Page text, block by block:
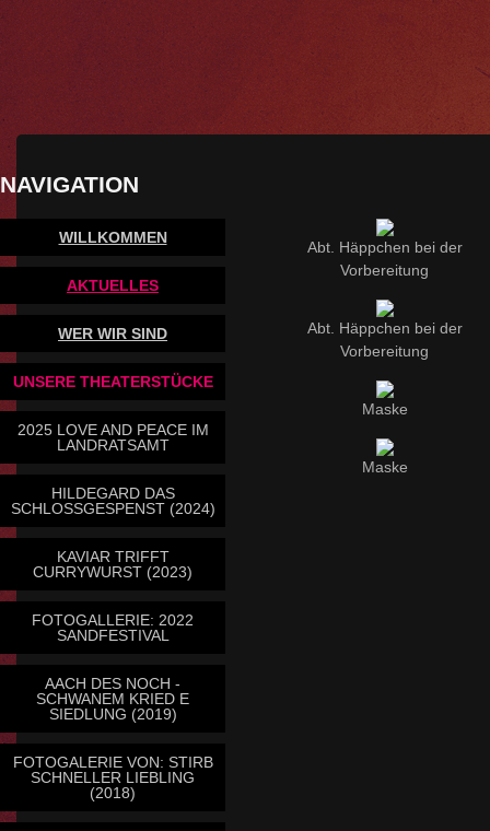
NAVIGATION
WILLKOMMEN
AKTUELLES
WER WIR SIND
UNSERE THEATERSTÜCKE
2025 LOVE AND PEACE IM
LANDRATSAMT
HILDEGARD DAS
SCHLOSSGESPENST (2024)
KAVIAR TRIFFT
CURRYWURST (2023)
FOTOGALLERIE: 2022
SANDFESTIVAL
AACH DES NOCH -
SCHWANEM KRIED E
SIEDLUNG (2019)
FOTOGALERIE VON: STIRB
SCHNELLER LIEBLING
(2018)
Abt. Häppchen bei der
Vorbereitung
Abt. Häppchen bei der
Vorbereitung
Maske
Maske